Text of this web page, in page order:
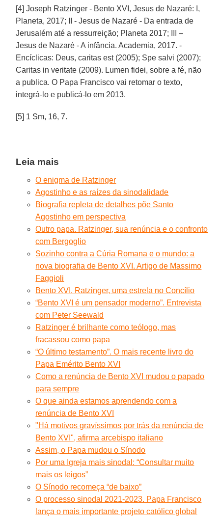
[4] Joseph Ratzinger - Bento XVI, Jesus de Nazaré: I,
Planeta, 2017; II - Jesus de Nazaré - Da entrada de
Jerusalém até a ressurreição; Planeta 2017; III –
Jesus de Nazaré - A infância. Academia, 2017. -
Encíclicas: Deus, caritas est (2005); Spe salvi (2007);
Caritas in veritate (2009). Lumen fidei, sobre a fé, não
a publica. O Papa Francisco vai retomar o texto,
integrá-lo e publicá-lo em 2013.
[5] 1 Sm, 16, 7.
Leia mais
O enigma de Ratzinger
Agostinho e as raízes da sinodalidade
Biografia repleta de detalhes põe Santo
Agostinho em perspectiva
Outro papa. Ratzinger, sua renúncia e o confronto
com Bergoglio
Sozinho contra a Cúria Romana e o mundo: a
nova biografia de Bento XVI. Artigo de Massimo
Faggioli
Bento XVI. Ratzinger, uma estrela no Concílio
“Bento XVI é um pensador moderno”. Entrevista
com Peter Seewald
Ratzinger é brilhante como teólogo, mas
fracassou como papa
“O último testamento”. O mais recente livro do
Papa Emérito Bento XVI
Como a renúncia de Bento XVI mudou o papado
para sempre
O que ainda estamos aprendendo com a
renúncia de Bento XVI
"Há motivos gravíssimos por trás da renúncia de
Bento XVI", afirma arcebispo italiano
Assim, o Papa mudou o Sínodo
Por uma Igreja mais sinodal: “Consultar muito
mais os leigos”
O Sínodo recomeça “de baixo”
O processo sinodal 2021-2023. Papa Francisco
lança o mais importante projeto católico global